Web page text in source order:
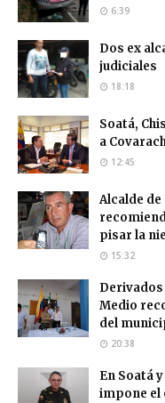
6:39
Dos ex
judiciales
18:18
Soatá,
a
12:45
Alcalde de
pisar la
15:32
Derivados
Medio
del
20:38
En Soatá
impone el